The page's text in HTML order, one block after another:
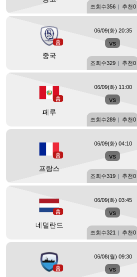
조회수356 | 추천0
홈
중국
vs
06/09(화) 20:35
조회수329 | 추천0
홈
페루
vs
06/09(화) 11:00
조회수289 | 추천0
홈
프랑스
vs
06/09(화) 04:10
조회수319 | 추천0
홈
네덜란드
vs
06/09(화) 03:45
조회수321 | 추천0
홈 vs
06/08(월) 09:30